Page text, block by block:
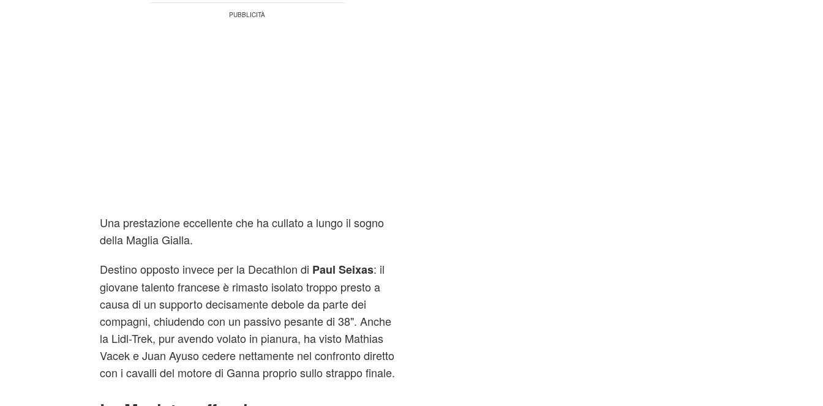
Una prestazione eccellente che ha cullato a lungo il sogno
della Maglia Gialla.
Destino opposto invece per la Decathlon di Paul Seixas: il
giovane talento francese è rimasto isolato troppo presto a
causa di un supporto decisamente debole da parte dei
compagni, chiudendo con un passivo pesante di 38". Anche
la Lidl-Trek, pur avendo volato in pianura, ha visto Mathias
Vacek e Juan Ayuso cedere nettamente nel confronto diretto
con i cavalli del motore di Ganna proprio sullo strappo finale.